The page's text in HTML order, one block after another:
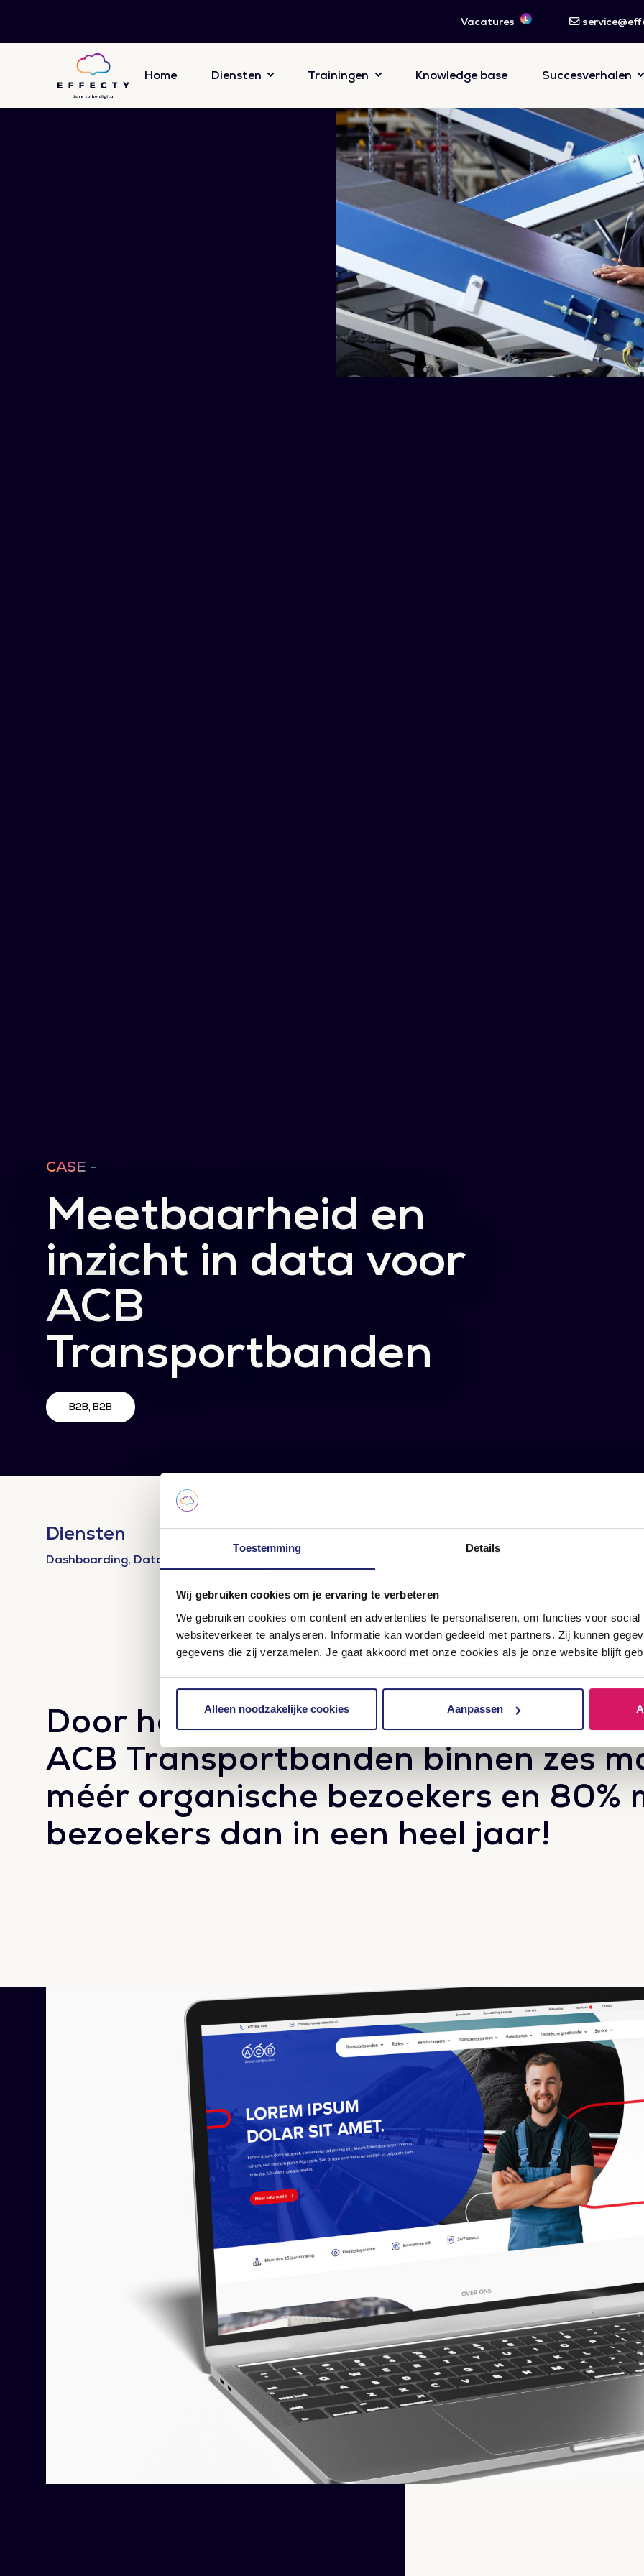
Toestemming Details
Wij gebruiken cookies om je ervaring te verbeteren
We gebruiken cookies om content en advertenties te personaliseren, om functies voor
websiteverkeer te analyseren. Informatie kan worden gedeeld met partners. Zij kunnen
gegevens die zij verzamelen. Je gaat akkoord met onze cookies als je onze website blijft
Alleen noodzakelijke cookies Aanpassen
Vacatures 1
Home Diensten Trainingen Knowledge base Succesverhalen
CASE -
Meetbaarheid en
inzicht in data voor
ACB
Transportbanden
B2B, B2B
Diensten
Dashboarding, Data & Automation, Google Ads, Google Analytics
Door het effectief inzetten van SEA
ACB Transportbanden binnen zes
méér organische bezoekers en 80%
bezoekers dan in een heel jaar!